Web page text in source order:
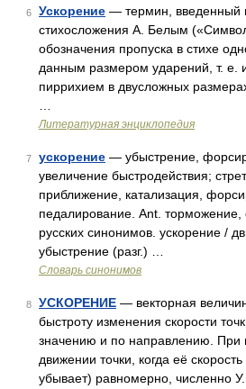
6 Ускорение — термин, введенный
стихосложения А. Белым
обозначения пропуска в стихе
данным размером ударений, т. е.
пиррихием в двусложных
Литературная энциклопедия
7 ускорение — убыстрение,
увеличение быстродействия;
приближение, катализация,
педалирование. Ant. торможение,
русских синонимов. ускорение /
убыстрение (разг.) …
Словарь синонимов
8 УСКОРЕНИЕ — векторная
быстроту изменения скорости
значению и по направлению. При
движении точки, когда её
убывает) равномерно, численно